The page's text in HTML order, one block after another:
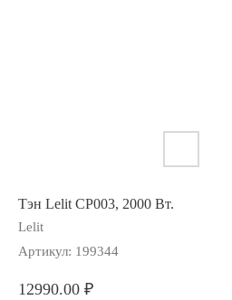
Тэн Lelit CP003, 2000 Вт.
Lelit
Артикул: 199344
12990.00 ₽